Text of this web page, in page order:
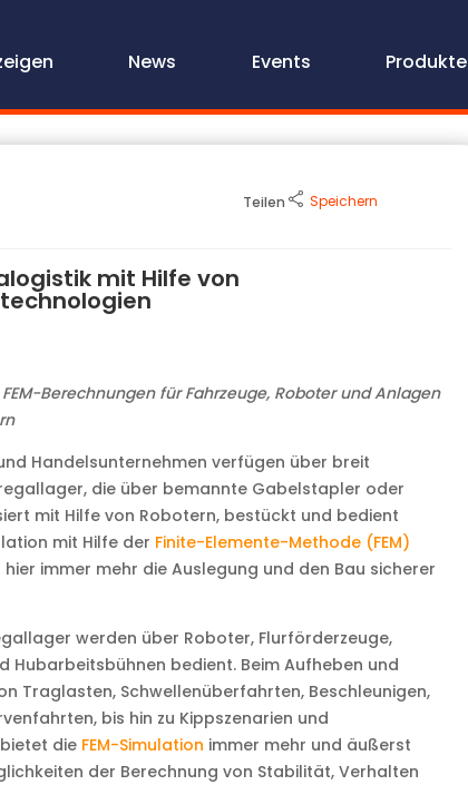
News Events Produkte
Teilen Speichern
mit Hilfe von
Berechnungen für Fahrzeuge, Roboter und Anlagen
Handelsunternehmen verfügen über breit
die über bemannte Gabelstapler oder
mit Hilfe von Robotern, bestückt und bedient
mit Hilfe der Finite-Elemente-Methode (FEM)
immer mehr die Auslegung und den Bau sicherer
werden über Roboter, Flurförderzeuge,
Hubarbeitsbühnen bedient. Beim Aufheben und
Traglasten, Schwellenüberfahrten, Beschleunigen,
bis hin zu Kippszenarien und
die FEM-Simulation immer mehr und äußerst
der Berechnung von Stabilität, Verhalten